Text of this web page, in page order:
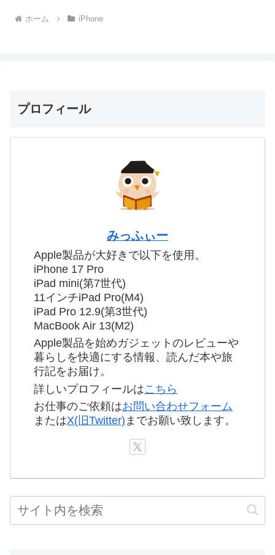
ホーム iPhone
プロフィール
みっふぃー
Apple製品が大好きで以下を使用。
iPhone 17 Pro
iPad mini(第7世代)
11インチiPad Pro(M4)
iPad Pro 12.9(第3世代)
MacBook Air 13(M2)
Apple製品を始めガジェットのレビューや
暮らしを快適にする情報、読んだ本や旅
行記をお届け。
詳しいプロフィールはこちら
お仕事のご依頼はお問い合わせフォーム
またはX(旧Twitter) までお願い致します。